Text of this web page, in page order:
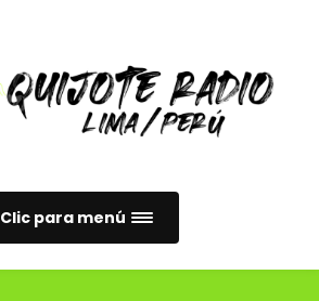
Clic para menú